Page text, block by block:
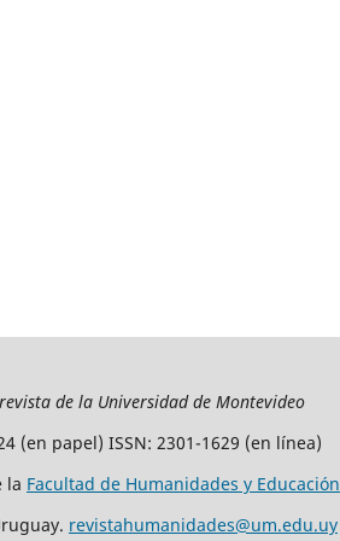
de la Universidad de Montevideo
(en papel) ISSN: 2301-1629 (en línea)
la Facultad de Humanidades y Educación
revistahumanidades@um.edu.uy